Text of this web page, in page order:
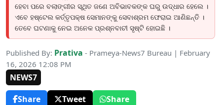
ହେବା ପରେ ବଲାଙ୍ଗୀର ସ୍ଥିତ ଜଣେ ଅବିଭାବକଙ୍କ ଘରୁ ଉଦ୍ଧାର ହେଲେ ।
ଏବେ ହଷ୍ଟେଲ କର୍ତ୍ତୃପକ୍ଷ ସେମାନଙ୍କୁ ସେବାଶ୍ରମ ଫେରାଇ ଆଣିଛନ୍ତି ।
ତେବେ ଘଟଣାକୁ ନେଇ ଅନେକ ପ୍ରଶ୍ନବାଚୀ ସୃଷ୍ଟି ହୋଇଛି ।
Published By: Prativa - Prameya-News7 Bureau | February
16, 2026 12:08 PM
NEWS7
Share
Tweet Share